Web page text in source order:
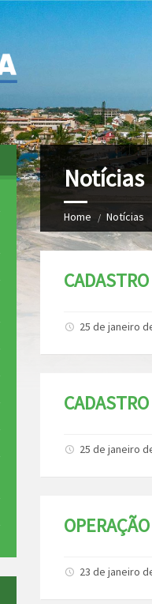
Notícias
Home Notícias
25 de janeiro
25 de janeiro
23 de janeiro